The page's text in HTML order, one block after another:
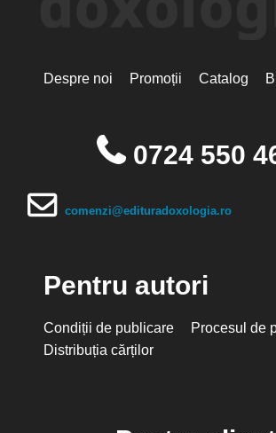
Despre noi Promoții Catalog
0724 550
comenzi@edituradoxologia.ro
Pentru autori
Condiții de publicare
Procesul de
Distribuția cărților